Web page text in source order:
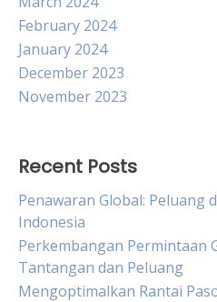
February 2024
January 2024
December 2023
November 2023
Recent Posts
Penawaran Global: Peluang
Indonesia
Perkembangan Permintaan
Tantangan dan Peluang
Mengoptimalkan Rantai